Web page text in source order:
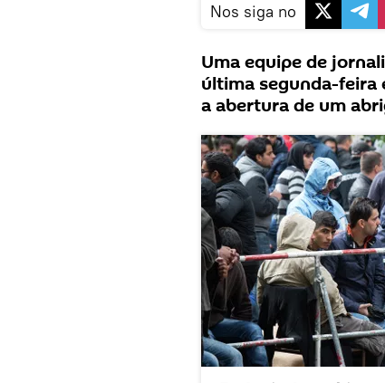
Nos siga no
Uma equipe de
última segunda-feira
a abertura de um